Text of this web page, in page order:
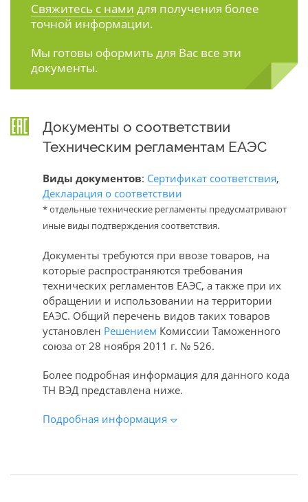
Свяжитесь с нами для получения более
точной информации.
Мы готовы оформить для Вас все эти
документы.
Документы о соответствии
Техническим регламентам ЕАЭС
Виды документов: Сертификат соответствия,
Декларация о соответствии
* отдельные технические регламенты предусматривают
иные виды подтверждения соответствия.
Документы требуются при ввозе товаров, на
которые распространяются требования
технических регламентов ЕАЭС, а также при их
обращении и использовании на территории
ЕАЭС. Общий перечень видов таких товаров
установлен Решением Комиссии Таможенного
союза от 28 ноября 2011 г. № 526.
Более подробная информация для данного кода
ТН ВЭД представлена ниже.
Подробная информация